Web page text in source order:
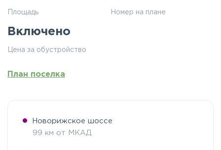
Площадь Номер на плане
Включено
Цена за обустройство
План поселка
Новорижское шоссе
99 км от МКАД